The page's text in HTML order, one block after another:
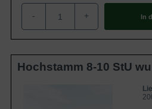
- + In
Hochstamm 8-10 StU